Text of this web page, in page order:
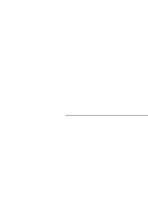
Tego